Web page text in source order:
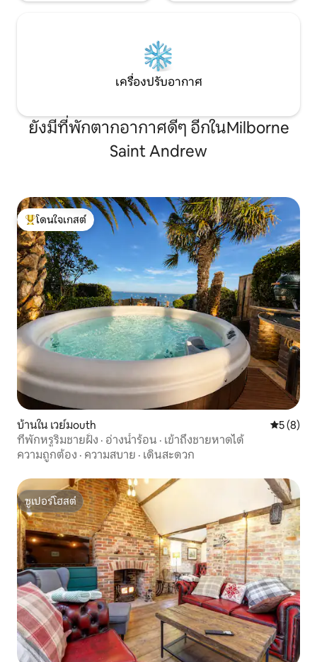
เครื่องปรับอากาศ
ยังมีที่พักตากอากาศดีๆ อีกในMilborne
Saint Andrew
โดนใจเกสต์ที่สุด
โดนใจเกสต์
บ้านใน เวย์มouth คะแนนเฉ
5 (8)
ที่พักหรูริมชายฝั่ง · อ่างน้ำร้อน · เข้าถึงชายหาดได้
ความถูกต้อง · ความสบาย · เดินสะดวก
ซูเปอร์โฮสต์
ซูเปอร์โฮสต์